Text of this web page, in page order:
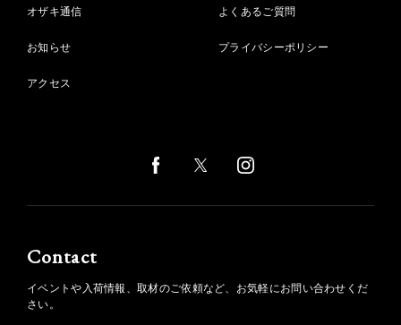
オザキ通信
お知らせ
アクセス
よくあるご質問
プライバシーポリシー
Contact
イベントや入荷情報、取材のご依頼など、お気軽にお問い合わせくだ
さい。